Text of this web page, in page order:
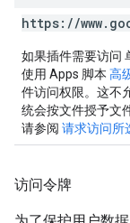
https: //www.
如果插件需要访问
使用 Apps 脚本 高
件访问权限。这不
统会按文件授予文
请参阅 请求访问所
访问令牌